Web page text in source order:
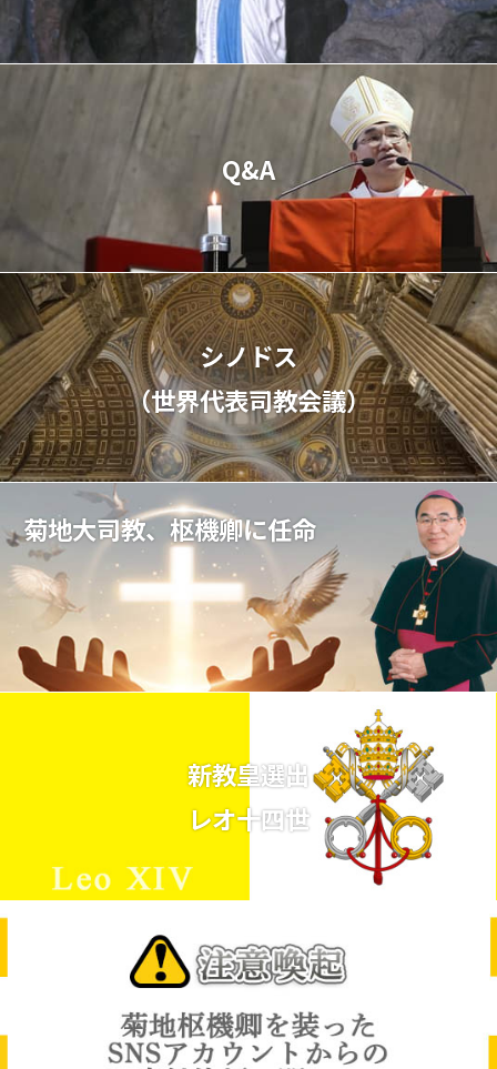
Q&A
シノドス
（世界代表司教会議）
菊地大司教、枢機卿に任命
新教皇選出
レオ十四世